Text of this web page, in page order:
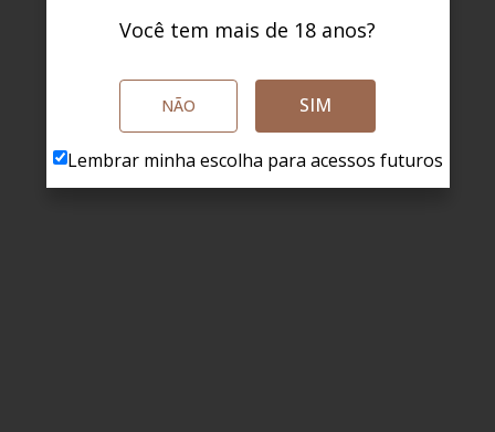
Você tem mais de 18 anos?
NÃO SIM
Lembrar minha escolha para acessos futuros